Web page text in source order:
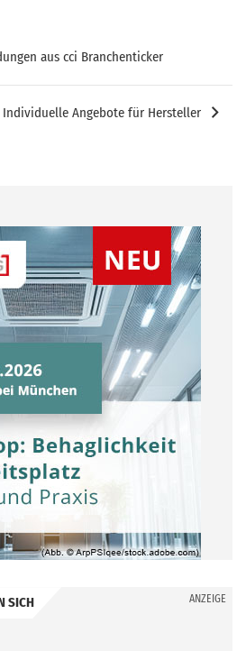
aus cci Branchenticker
Individuelle Angebote für Hersteller
SICH ANZEIGE